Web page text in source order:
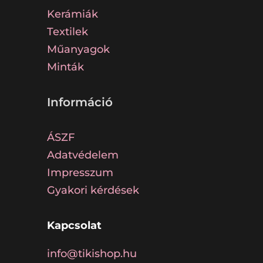
Kerámiák
Textilek
Műanyagok
Minták
Információ
ÁSZF
Adatvédelem
Impresszum
Gyakori kérdések
Kapcsolat
info@tikishop.hu